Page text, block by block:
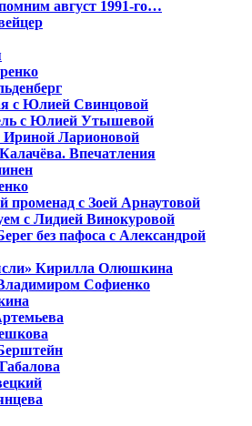
август 1991-го…
с Юлией Свинцовой
с Юлией Утышевой
Ириной Ларионовой
Впечатления
променад с Зоей Арнаутовой
с Лидией Винокуровой
без пафоса с Александрой
Кирилла Олюшкина
Софиенко